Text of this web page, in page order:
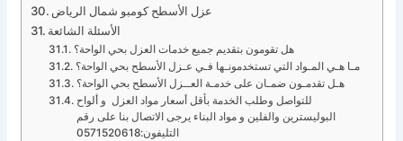
عزل الأسطح كومبو شمال الرياض
الأسئلة الشائعة
هل تقومون بتقديم جميع خدمات العزل بحي الواحة؟
مـا هـي المـواد التي تستخدمونـها فـي عـزل الأسطح بحي الواحة؟
هـل تقدمـون ضمـان على خدمـة العــزل الأسطح بحي الواحة؟
للتواصل وطلب الخدمة بأقل أسعار مواد العزل و ألواح
البوليسترين والفلين و مواد البناء يرجى الاتصال بنا على رقم
التليفون:0571520618